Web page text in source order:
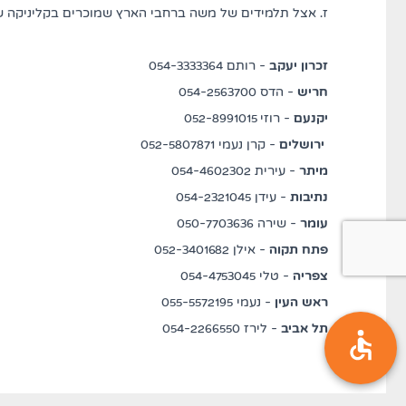
ז. אצל תלמידים של משה ברחבי הארץ שמוכרים בקליניקה
זכרון יעקב - רותם 054-3333364
חריש - הדס 054-2563700
יקנעם - רוזי 052-8991015
ירושלים - קרן נעמי 052-5807871
מיתר - עירית 054-4602302
נתיבות - עידן 054-2321045
עומר - שירה 050-7703636
פתח תקוה - אילן 052-3401682
צפריה - טלי 054-4753045
ראש העין - נעמי 055-5572195
תל אביב - לירז 054-2266550